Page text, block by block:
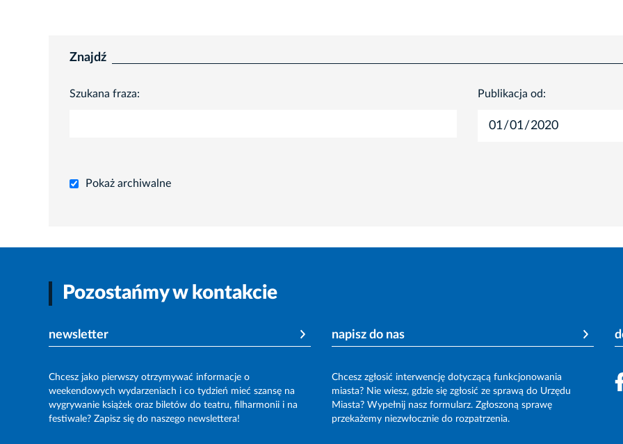
Znajdź
Szukana fraza: Publikacja od:
Pokaż archiwalne
Pozostańmy w kontakcie
newsletter
Chcesz jako pierwszy otrzymywać informacje o
weekendowych wydarzeniach i co tydzień mieć szansę na
wygrywanie książek oraz biletów do teatru, filharmonii i na
festiwale? Zapisz się do naszego newslettera!
napisz do nas
Chcesz zgłosić interwencję dotyczącą funkcjonowania
miasta? Nie wiesz, gdzie się zgłosić ze sprawą do Urzędu
Miasta? Wypełnij nasz formularz. Zgłoszoną sprawę
przekażemy niezwłocznie do rozpatrzenia.